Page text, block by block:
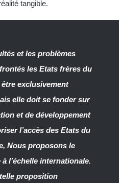
tangible.
et les problèmes
les Etats frères du
exclusivement
elle doit se fonder sur
et de développement
l’accès des Etats du
Nous proposons le
l’échelle internationale.
proposition